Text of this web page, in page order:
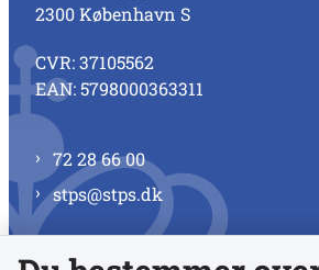
2300 København S
CVR: 37105562
EAN: 5798000363311
72 28 66 00
stps@stps.dk